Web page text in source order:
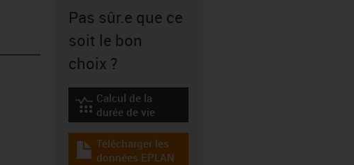
Pas sûr.e que ce
soit le bon
choix ?
igus-icon-lebensdauerrechner
Calcul de la
durée de vie
igus-icon-download-plan
Télécharger les
données EPLAN